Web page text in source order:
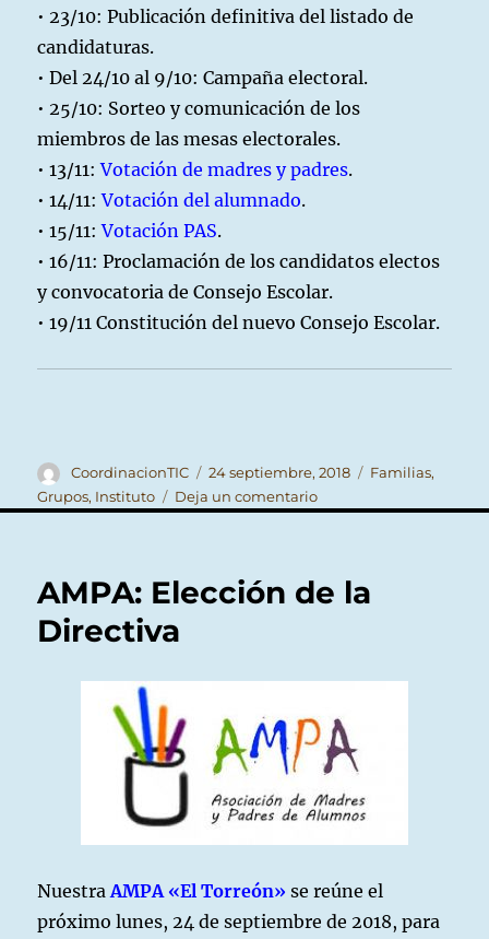
• 23/10: Publicación definitiva del listado de
candidaturas.
• Del 24/10 al 9/10: Campaña electoral.
• 25/10: Sorteo y comunicación de los
miembros de las mesas electorales.
• 13/11:Votación de madres y padres.
• 14/11:Votación del alumnado.
• 15/11:Votación PAS.
• 16/11: Proclamación de los candidatos electos
y convocatoria de Consejo Escolar.
• 19/11 Constitución del nuevo Consejo Escolar.
Autor
CoordinacionTIC
Publicado
el
24 septiembre, 2018 Categorías
Familias,
Grupos, Instituto Deja un comentarioen
Elecciones
Escolar
2018
AMPA: Elección de la
Directiva
NuestraAMPA «El Torreón» se reúne el
próximo lunes, 24 de septiembre de 2018, para